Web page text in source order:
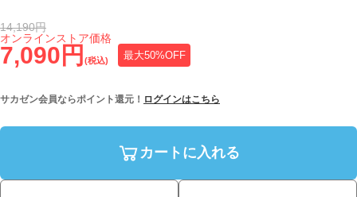
7,090円 (税込) 最大50%OFF
オンラインストア価格
14,190円
サカゼン会員ならポイント還元！ ログインはこちら
カートに入れる